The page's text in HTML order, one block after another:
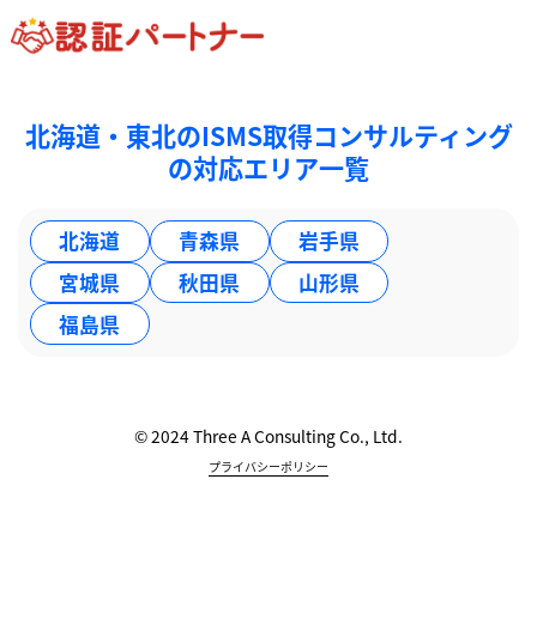
北海道・東北のISMS取得コンサルティング
の対応エリア一覧
北海道 青森県
岩手県
宮城県
秋田県
山形県
福島県
© 2024 Three A Consulting Co., Ltd.
プライバシーポリシー